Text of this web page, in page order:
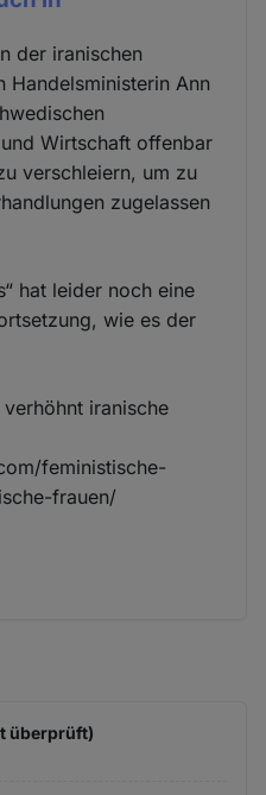
der iranischen
Handelsministerin Ann
Wirtschaft offenbar
verschleiern, um zu
zugelassen
hat leider noch eine
wie es der
verhöhnt iranische
feministische-
frauen/
überprüft)